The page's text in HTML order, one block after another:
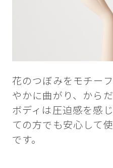
花のつぼみをモチー
やかに曲がり、から
ボディは圧迫感を感
ての方でも安心して
です。